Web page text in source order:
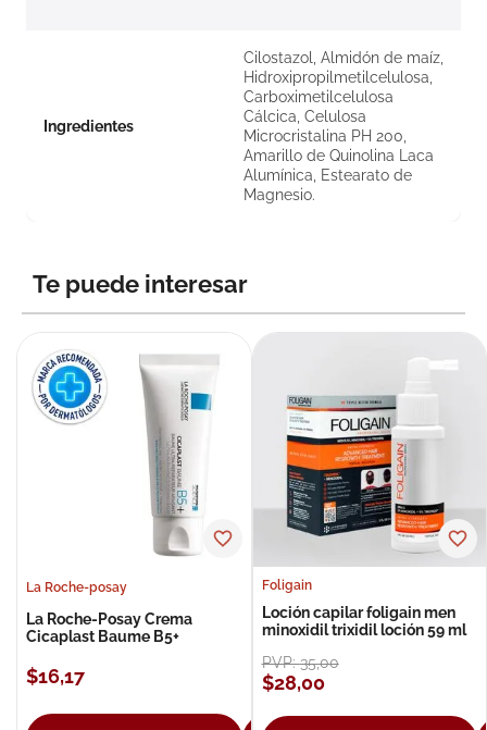
Ingredientes
Cilostazol, Almidón de maíz,
Hidroxipropilmetilcelulosa,
Carboximetilcelulosa
Cálcica, Celulosa
Microcristalina PH 200,
Amarillo de Quinolina Laca
Alumínica, Estearato de
Magnesio.
Te puede interesar
La Roche-posay
La Roche-Posay Crema
Cicaplast Baume B5+
$16,17
Foligain
Loción capilar foligain men
minoxidil trixidil loción 59 ml
PVP:35,00
$28,00